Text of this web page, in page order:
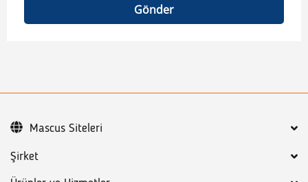
Gönder
Şirket
Mascus Siteleri